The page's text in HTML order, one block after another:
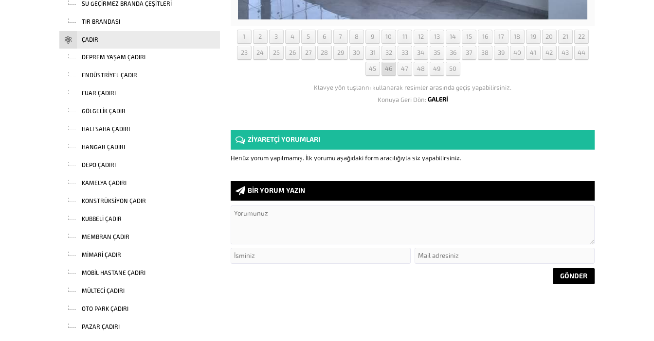
1 2 3 4 5 6 7 8 9 10 11 12 13 14 15 16 17 18 19 20 21 22
23 24 25 26 27 28 29 30 31 32 33 34 35 36 37 38 39 40 41 42 43 44
45 46 47 48 49 50
Klavye yön tuşlarını kullanarak resimler arasında geçiş yapabilirsiniz.
Konuya Geri Dön: GALERİ
ZİYARETÇİ YORUMLARI
Henüz yorum yapılmamış. İlk yorumu aşağıdaki form aracılığıyla siz yapabilirsiniz.
BİR YORUM YAZIN
SU GEÇIRMEZ BRANDA ÇEŞITLERI
TIR BRANDASI
ÇADIR
DEPREM YAŞAM ÇADIRI
ENDÜSTRIYEL ÇADIR
FUAR ÇADIRI
GÖLGELIK ÇADIR
HALI SAHA ÇADIRI
HANGAR ÇADIRI
DEPO ÇADIRI
KAMELYA ÇADIRI
KONSTRÜKSIYON ÇADIR
KUBBELI ÇADIR
MEMBRAN ÇADIR
MIMARI ÇADIR
MOBIL HASTANE ÇADIRI
MÜLTECI ÇADIRI
OTO PARK ÇADIRI
PAZAR ÇADIRI